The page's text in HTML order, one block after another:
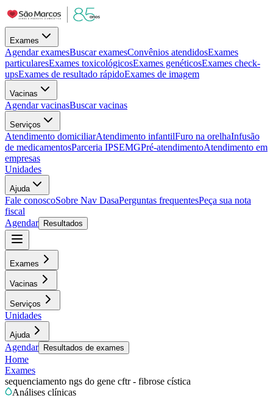
Exames
Agendar examesBuscar examesConvênios atendidosExames
particularesExames toxicológicosExames genéticosExames check-
upsExames de resultado rápidoExames de imagem
Vacinas
Agendar vacinasBuscar vacinas
Serviços
Atendimento domiciliarAtendimento infantilFuro na orelhaInfusão
de medicamentosParceria IPSEMGPré-atendimentoAtendimento em
empresas
Unidades
Ajuda
Fale conoscoSobre Nav DasaPerguntas frequentesPeça sua nota
fiscal
Agendar
Resultados
Exames
Vacinas
Serviços
Unidades
Ajuda
Agendar Resultados de exames
Home
Exames
sequenciamento ngs do gene cftr - fibrose cística
Análises clínicas